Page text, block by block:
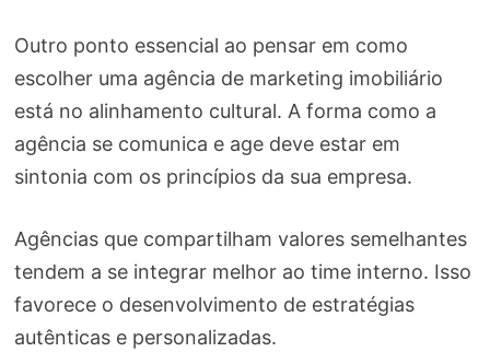
Outro ponto essencial ao pensar em como
escolher uma agência de marketing imobiliário
está no alinhamento cultural. A forma como a
agência se comunica e age deve estar em
sintonia com os princípios da sua empresa.
Agências que compartilham valores semelhantes
tendem a se integrar melhor ao time interno. Isso
favorece o desenvolvimento de estratégias
autênticas e personalizadas.